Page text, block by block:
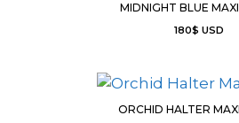
MIDNIGHT BLUE
180$ USD
ORCHID HALTER